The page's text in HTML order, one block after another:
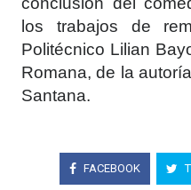
los trabajos de
Politécnico Lilian
Romana, de la
Santana.
FACEBOOK